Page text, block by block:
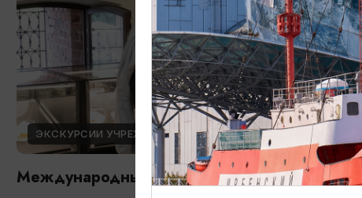
ЭКСКУРСИИ УЧРЕЖДЕНИЙ КУЛЬТУРЫ
Международный день молодежи